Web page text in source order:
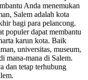
Anda menemukan
Salem adalah kota
bagi para pelancong.
populer dapat membantu
karun kota. Baik
universitas, museum,
mana-mana di Salem.
dan tetap terhubung